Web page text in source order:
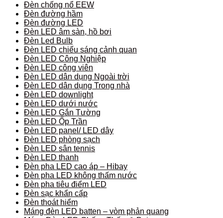
Đèn chống nổ EEW
Đèn đường hầm
Đèn đường LED
Đèn LED âm sàn, hồ bơi
Đèn Led Bulb
Đèn LED chiếu sáng cảnh quan
Đèn LED Công Nghiệp
Đèn LED công viên
Đèn LED dân dụng Ngoài trời
Đèn LED dân dụng Trong nhà
Đèn LED downlight
Đèn LED dưới nước
Đèn LED Gắn Tường
Đèn LED Ốp Trần
Đèn LED panel/ LED dây
Đèn LED phòng sạch
Đèn LED sân tennis
Đèn LED thanh
Đèn pha LED cao áp – Hibay
Đèn pha LED không thấm nước
Đèn pha tiêu điểm LED
Đèn sạc khẩn cấp
Đèn thoát hiểm
Máng đèn LED batten – vòm phản quang